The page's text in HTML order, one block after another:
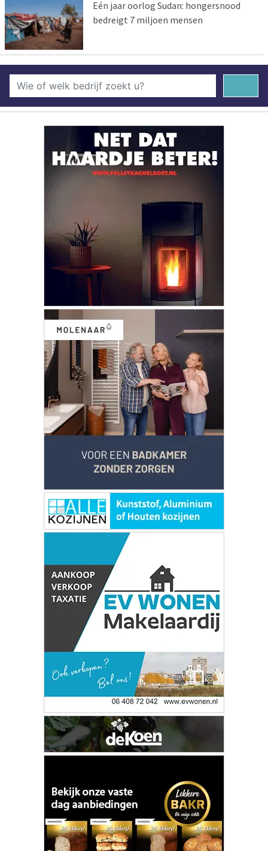
Eén jaar oorlog Sudan: hongersnood
bedreigt 7 miljoen mensen